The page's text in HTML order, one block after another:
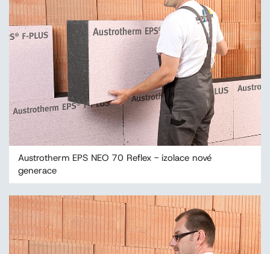
Austrotherm EPS NEO 70 Reflex - izolace nové
generace